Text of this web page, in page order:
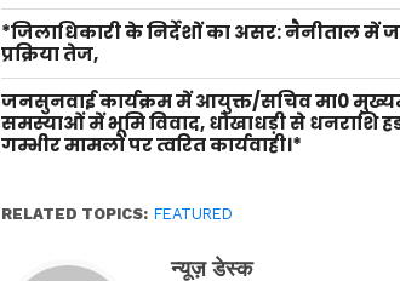
*जिलाधिकारी के निर्देशों का असर: नैनीताल में
प्रक्रिया तेज,
जनसुनवाई कार्यक्रम में आयुक्त/सचिव मा0
समस्याओं में भूमि विवाद, धोखाधड़ी से धनराशि
गम्भीर मामलों पर त्वरित कार्यवाही।*
RELATED TOPICS: FEATURED
न्यूज़ डेस्क